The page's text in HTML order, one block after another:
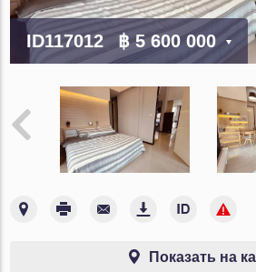
ID117012 ฿ 5 600 000
Показать на